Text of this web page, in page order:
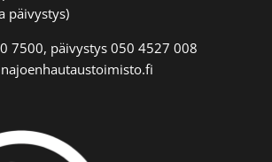
päivystys)
7500, päivystys 050 4527 008